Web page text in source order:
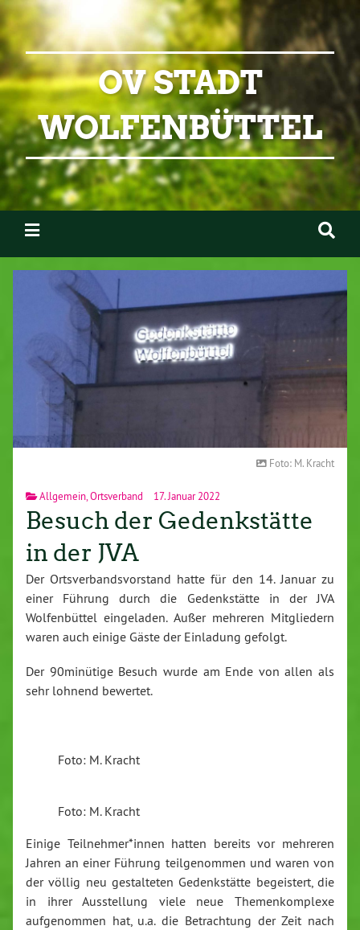
OV STADT
WOLFENBÜTTEL
Foto: M. Kracht
Allgemein Ortsverband 17. Januar 2022
Besuch der Gedenkstätte
in der JVA
Der Ortsverbandsvorstand hatte für den 14. Januar zu
einer Führung durch die Gedenkstätte in der JVA
Wolfenbüttel eingeladen. Außer mehreren Mitgliedern
waren auch einige Gäste der Einladung gefolgt.
Der 90minütige Besuch wurde am Ende von allen als
sehr lohnend bewertet.
Foto: M. Kracht
Foto: M. Kracht
Einige Teilnehmer*innen hatten bereits vor mehreren
Jahren an einer Führung teilgenommen und waren von
der völlig neu gestalteten Gedenkstätte begeistert, die
in ihrer Ausstellung viele neue Themenkomplexe
aufgenommen hat, u.a. die Betrachtung der Zeit nach